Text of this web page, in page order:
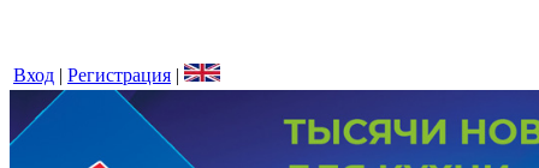
Вход | Регистрация |